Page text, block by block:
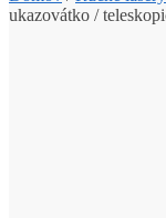
ukazovátko /